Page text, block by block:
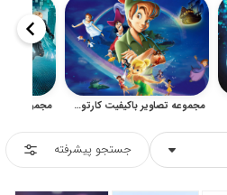
مجموعه تصاویر باکیفیت کارتون پیتر پن برای چاپ و طراحی کودکانه
جستجو پیشرفته